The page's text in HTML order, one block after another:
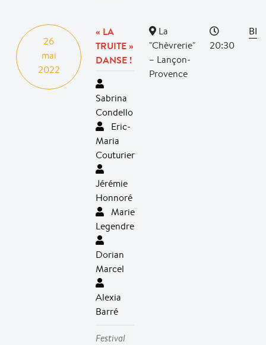
26
mai
2022
« LA
TRUITE »
DANSE !
Sabrina
Condello
Eric-
Maria
Couturier
Jérémie
Honnoré
Marie
Legendre
Dorian
Marcel
Alexia
Barré
Festival
La
"Chèvrerie"
– Lançon-
Provence
20:30